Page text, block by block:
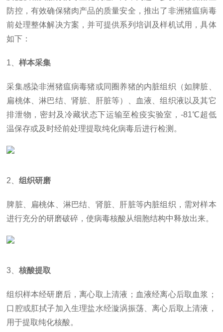
防控，有效确保猪肉产品的质量安全，推出了非洲猪瘟病毒
前处理整体解决方案，并可提供系列培训及样机试用，具体
如下：
1、样本采集
采集感染非洲猪瘟病毒猪或同圈养猪的内脏组织（如脾脏、
扁桃体、淋巴结、肾脏、肝脏等）、血液、组织液以及其它
排泄物，密封及冷藏状态下运输至检疫实验室，-81℃超低
温保存或及时经前处理提取纯化病毒后进行检测。
2、组织研磨
脾脏、扁桃体、淋巴结、肾脏、肝脏等内脏组织，需对样本
进行充分的研磨破碎，使病毒核酸从细胞结构中释放出来。
3、核酸提取
组织样本经研磨后，离心取上清液；血液经离心后取血浆；
口腔或肛拭子加入生理盐水经漩涡振荡、离心后取上清液，
用于提取纯化核酸。